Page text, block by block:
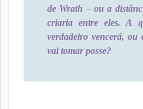
de Wrath – ou a
criaria entre eles. A
verdadeiro vencerá, ou
vai tomar posse?